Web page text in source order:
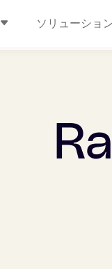
ソリューショ